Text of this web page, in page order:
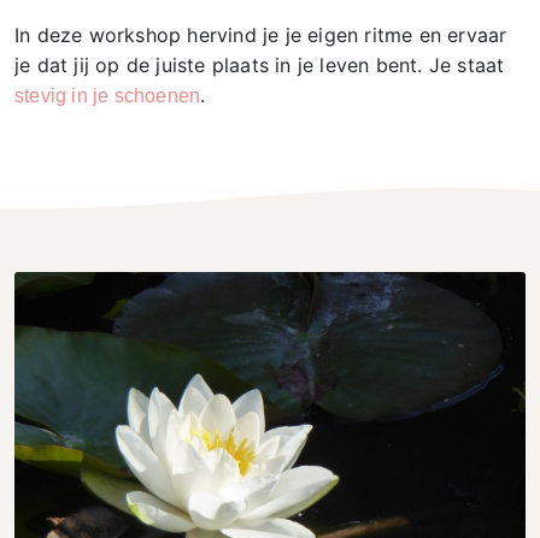
In deze workshop hervind je je eigen ritme en ervaar
je dat jij op de juiste plaats in je leven bent. Je staat
stevig in je schoenen.